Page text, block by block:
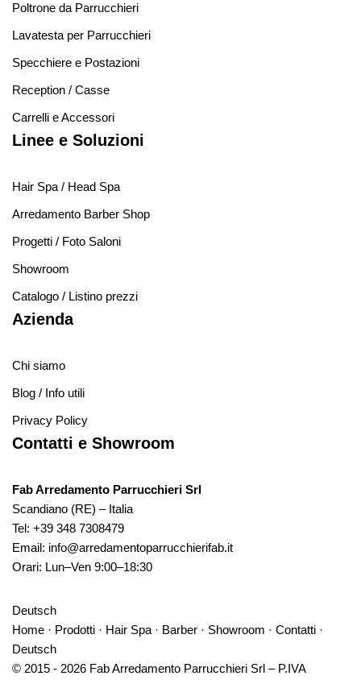
Poltrone da Parrucchieri
Lavatesta per Parrucchieri
Specchiere e Postazioni
Reception / Casse
Carrelli e Accessori
Linee e Soluzioni
Hair Spa / Head Spa
Arredamento Barber Shop
Progetti / Foto Saloni
Showroom
Catalogo / Listino prezzi
Azienda
Chi siamo
Blog / Info utili
Privacy Policy
Contatti e Showroom
Fab Arredamento Parrucchieri Srl
Scandiano (RE) – Italia
Tel: +39 348 7308479
Email: info@arredamentoparrucchierifab.it
Orari: Lun–Ven 9:00–18:30
Deutsch
Home · Prodotti · Hair Spa · Barber · Showroom · Contatti ·
Deutsch
© 2015 - 2026 Fab Arredamento Parrucchieri Srl – P.IVA